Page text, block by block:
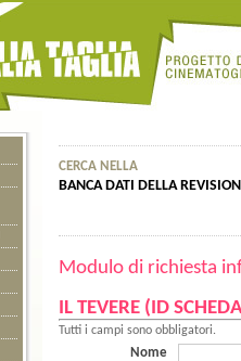
CERCA NELLA
BANCA DATI DELLA
Modulo di richiesta
IL TEVERE (ID
Tutti i campi sono obbligatori.
Nome